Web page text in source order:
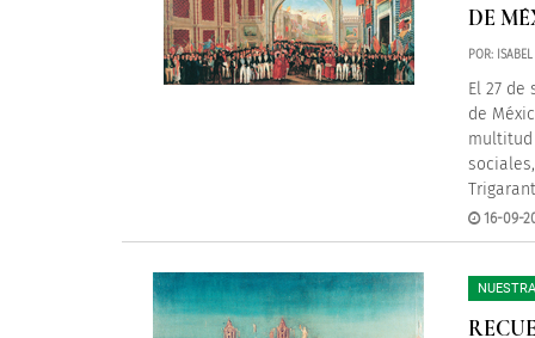
DE
POR:
El 27
de
multitud
16-09-